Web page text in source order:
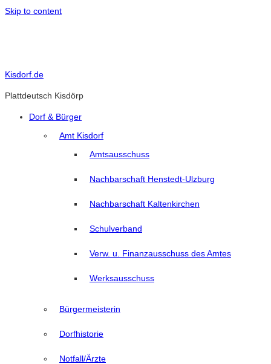
Skip to content
Kisdorf.de
Plattdeutsch Kisdörp
Dorf & Bürger
Amt Kisdorf
Amtsausschuss
Nachbarschaft Henstedt-Ulzburg
Nachbarschaft Kaltenkirchen
Schulverband
Verw. u. Finanzausschuss des Amtes
Werksausschuss
Bürgermeisterin
Dorfhistorie
Notfall/Ärzte